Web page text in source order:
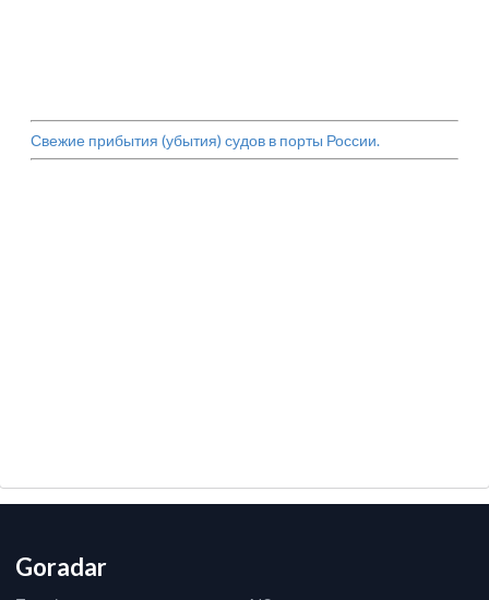
Свежие прибытия (убытия) судов в порты России.
Goradar